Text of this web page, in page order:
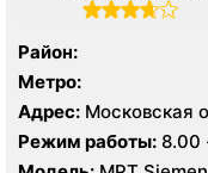
Район:
Метро:
Адрес: Московская
Набережная ул., 10А
Режим работы: 8.00